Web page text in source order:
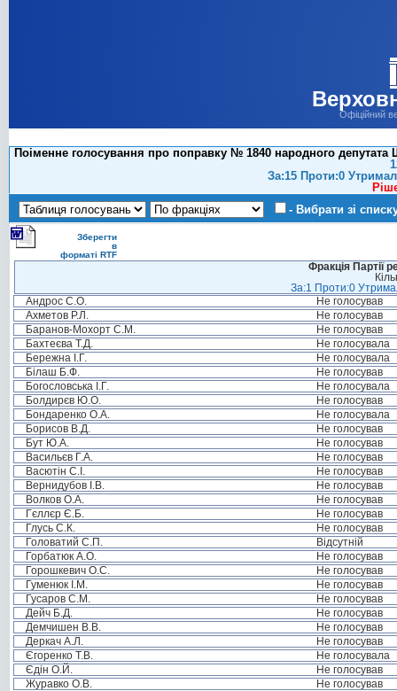
Офіційний
Поіменне голосування про поправку № 1840 народного
За:15 Проти:0
- Вибрати зі
Зберегти
в
форматі RTF
Фракція Партії
За:1 Проти:0
Андрос С.О.
Не голосував
Ахметов Р.Л.
Не голосував
Баранов-Мохорт С.М.
Не голосував
Бахтеєва Т.Д.
Не голосувала
Бережна І.Г.
Не голосувала
Білаш Б.Ф.
Не голосував
Богословська І.Г.
Не голосувала
Болдирєв Ю.О.
Не голосував
Бондаренко О.А.
Не голосувала
Борисов В.Д.
Не голосував
Бут Ю.А.
Не голосував
Васильєв Г.А.
Не голосував
Васютін С.І.
Не голосував
Вернидубов І.В.
Не голосував
Волков О.А.
Не голосував
Гєллєр Є.Б.
Не голосував
Глусь С.К.
Не голосував
Головатий С.П.
Відсутній
Горбатюк А.О.
Не голосував
Горошкевич О.С.
Не голосував
Гуменюк І.М.
Не голосував
Гусаров С.М.
Не голосував
Дейч Б.Д.
Не голосував
Демчишен В.В.
Не голосував
Деркач А.Л.
Не голосував
Єгоренко Т.В.
Не голосувала
Єдін О.Й.
Не голосував
Журавко О.В.
Не голосував